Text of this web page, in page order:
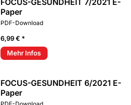
FOCUS-GESUNDHEIT 7/2021 E-
Paper
PDF-Download
6,99 € *
Mehr Infos
FOCUS-GESUNDHEIT 6/2021 E-
Paper